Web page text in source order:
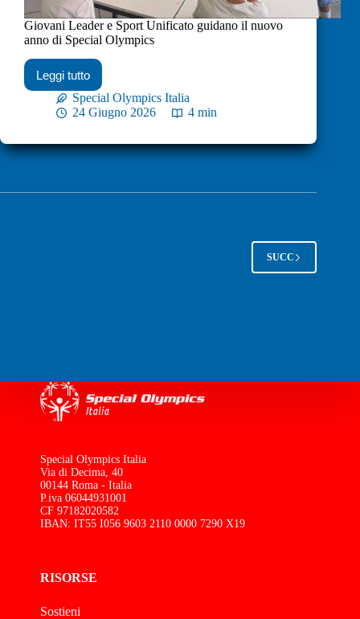
Giovani Leader e Sport Unificato guidano il nuovo
anno di Special Olympics
Leggi tutto
Special Olympics Italia
24 Giugno 2026
4 min
SUCC
Special Olympics Italia
Via di Decima, 40
00144 Roma - Italia
P.iva 06044931001
CF 97182020582
IBAN: IT55 I056 9603 2110 0000 7290 X19
RISORSE
Sostieni